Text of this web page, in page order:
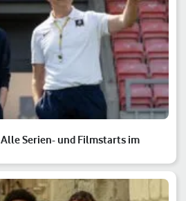
Alle Serien- und Filmstarts im